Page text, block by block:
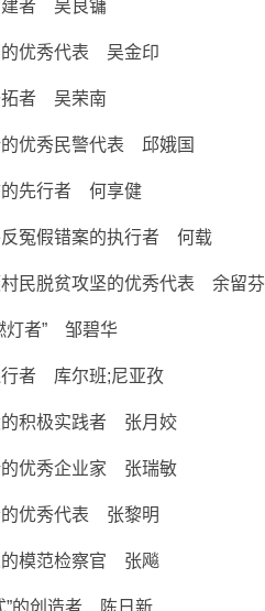
建者 吴良镛
的优秀代表 吴金印
拓者 吴荣南
优秀民警代表 邱娥国
的先行者 何享健
反冤假错案的执行者 何载
民脱贫攻坚的优秀代表 余留芬
灯者” 邹碧华
行者 库尔班;尼亚孜
的积极实践者 张月姣
的优秀企业家 张瑞敏
优秀代表 张黎明
的模范检察官 张飚